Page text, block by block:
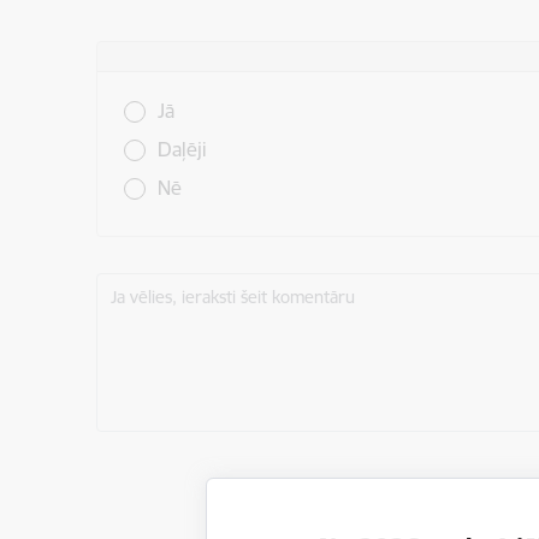
Jā
Daļēji
Nē
Ja vēlies, ieraksti šeit komentāru